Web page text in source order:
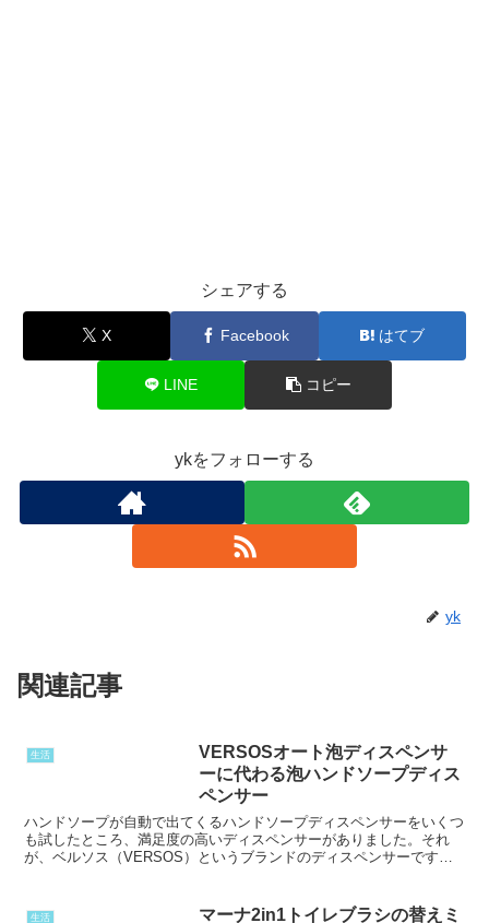
シェアする
X Facebook はてブ
LINE コピー
ykをフォローする
yk
関連記事
生活
VERSOSオート泡ディスペンサ
ーに代わる泡ハンドソープディス
ペンサー
ハンドソープが自動で出てくるハンドソープディスペンサーをいくつ
も試したところ、満足度の高いディスペンサーがありました。それ
が、ベルソス（VERSOS）というブランドのディスペンサーです
生活
マーナ2in1トイレブラシの替えミ